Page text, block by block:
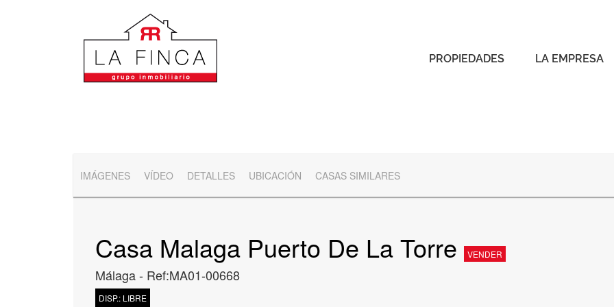
PROPIEDADES LA EMPRESA
IMÁGENES VÍDEO DETALLES UBICACIÓN CASAS SIMILARES
Casa Malaga Puerto De La Torre VENDER
Málaga - Ref:MA01-00668
DISP.: LIBRE